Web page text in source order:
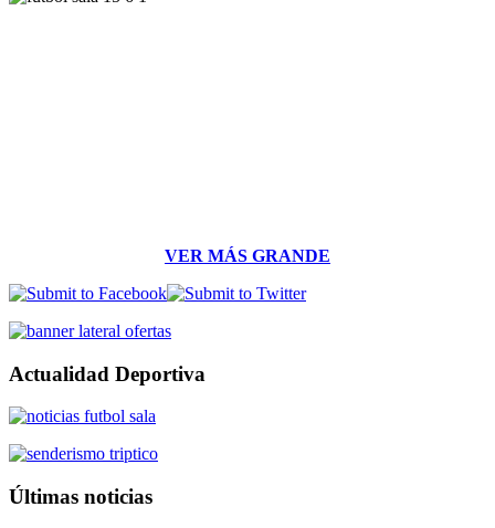
VER MÁS GRANDE
Actualidad Deportiva
Últimas noticias